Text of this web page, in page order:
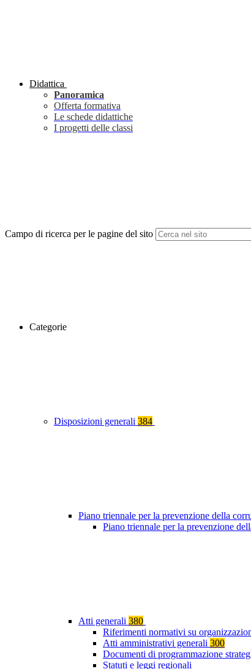
Didattica
Panoramica
Offerta formativa
Le schede didattiche
I progetti delle classi
Campo di ricerca per le pagine del sito
Categorie
Disposizioni generali 384
Piano triennale per la prevenzione della
Piano triennale per la prevenzione
Atti generali 380
Riferimenti normativi su
Atti amministrativi generali 300
Documenti di programmazione
Statuti e leggi regionali